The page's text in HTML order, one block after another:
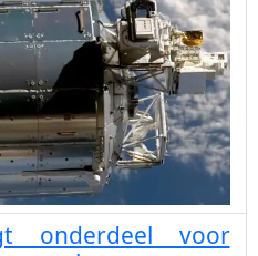
onderdeel voor